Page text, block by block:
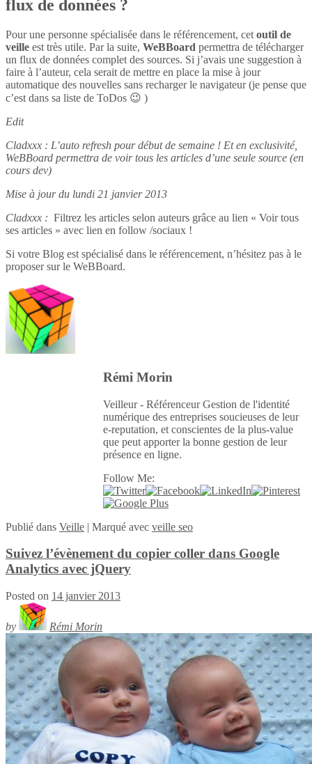
flux de données ?
Pour une personne spécialisée dans le référencement, cet outil de
veille est très utile. Par la suite, WeBBoard permettra de télécharger
un flux de données complet des sources. Si j’avais une suggestion à
faire à l’auteur, cela serait de mettre en place la mise à jour
automatique des nouvelles sans recharger le navigateur (je pense que
c’est dans sa liste de ToDos 😉 )
Edit
Cladxxx : L’auto refresh pour début de semaine ! Et en exclusivité,
WeBBoard permettra de voir tous les articles d’une seule source (en
cours dev)
Mise à jour du lundi 21 janvier 2013
Cladxxx : Filtrez les articles selon auteurs grâce au lien « Voir tous
ses articles » avec lien en follow /sociaux !
Si votre Blog est spécialisé dans le référencement, n’hésitez pas à le
proposer sur le WeBBoard.
Rémi Morin
Veilleur - Référenceur Gestion de l'identité
numérique des entreprises soucieuses de leur
e-reputation, et conscientes de la plus-value
que peut apporter la bonne gestion de leur
présence en ligne.
Follow Me:
Publié dans Veille | Marqué avec veille seo
Suivez l’évènement du copier coller dans Google
Analytics avec jQuery
Posted on 14 janvier 2013
by Rémi Morin